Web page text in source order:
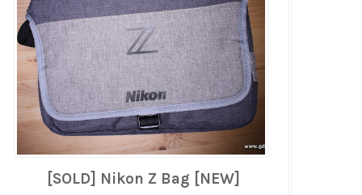
[SOLD] Nikon Z Bag [NEW]